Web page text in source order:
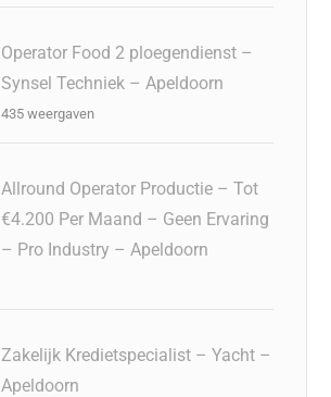
Operator Food 2 ploegendienst –
Synsel Techniek – Apeldoorn
435 weergaven
Allround Operator Productie – Tot
€4.200 Per Maand – Geen Ervaring
– Pro Industry – Apeldoorn
Zakelijk Kredietspecialist – Yacht –
Apeldoorn